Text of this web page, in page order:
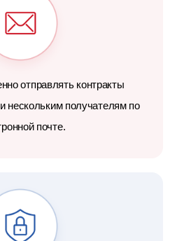
отправлять контракты
нескольким получателям по
почте.